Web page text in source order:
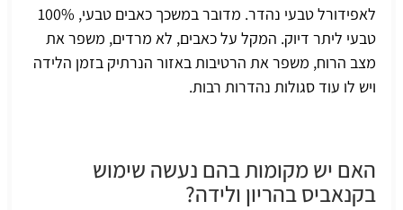
לאפידורל טבעי נהדר. מדובר במשכך כאבים טבעי, 100%
טבעי ליתר דיוק. המקל על כאבים, לא מרדים, משפר את
מצב הרוח, משפר את הרטיבות באזור הנרתיק בזמן הלידה
ויש לו עוד סגולות נהדרות רבות.
האם יש מקומות בהם נעשה שימוש
בקנאביס בהריון ולידה?